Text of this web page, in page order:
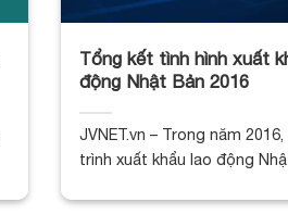
Tổng kết tình hình xuất
động Nhật Bản 2016
JVNET.vn – Trong năm
trình xuất khẩu lao động